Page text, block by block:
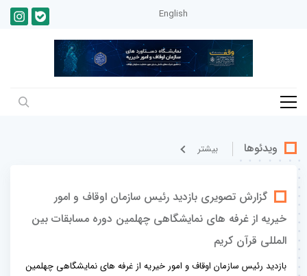
English
ویدئوها بيشتر
گزارش تصویری بازدید رئیس سازمان اوقاف و امور
خیریه از غرفه های نمایشگاهی چهلمین دوره مسابقات بین
المللی قرآن کریم
بازدید رئیس سازمان اوقاف و امور خیریه از غرفه های نمایشگاهی چهلمین